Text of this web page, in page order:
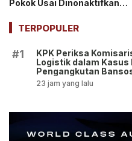
Pokok Usai Dinonaktifkan
ASN Dihentikan!
TERPOPULER
#1
KPK Periksa
Logistik dalam Kasus
Pengangkutan
23 jam yang lalu